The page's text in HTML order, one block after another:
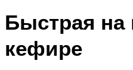
Быстрая на
кефире